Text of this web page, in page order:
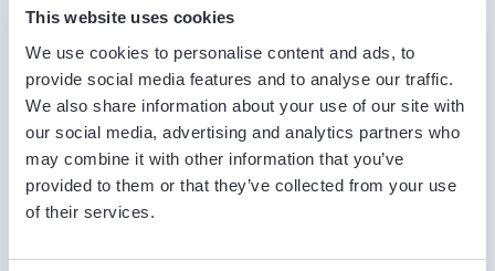
This website uses cookies
We use cookies to personalise content and ads, to
provide social media features and to analyse our traffic.
We also share information about your use of our site with
our social media, advertising and analytics partners who
may combine it with other information that you’ve
provided to them or that they’ve collected from your use
of their services.
НАЗВАНИЕ КОМПАНИИ